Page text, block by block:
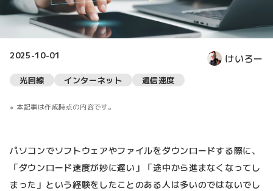
2025-10-01 けいろー
光回線 インターネット 通信速度
本記事は作成時点の内容です。
パソコンでソフトウェアやファイルをダウンロードする際に、
「ダウンロード速度が妙に遅い」「途中から進まなくなってし
まった」という経験をしたことのある人は多いのではないでし